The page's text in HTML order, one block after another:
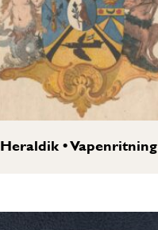
Heraldik•Vapenritning